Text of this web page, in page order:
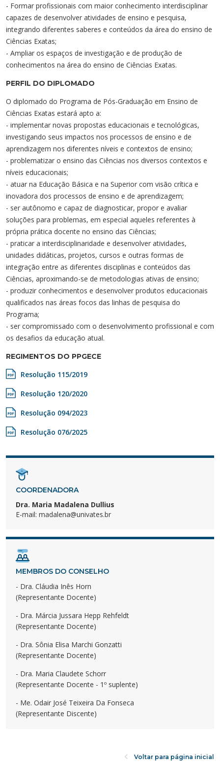
Cursos de Idiomas
Residências Médicas
Diplomados
Trabalhe Conosco
Univates & Você - Comunidade
Orquestra Gustavo Adolfo Univates
Escolas
- Formar profissionais com maior conhecimento interdisciplinar
capazes de desenvolver atividades de ensino e pesquisa,
integrando diferentes saberes e conteúdos da área do ensino de
Ciências Exatas;
- Ampliar os espaços de investigação e de produção de
conhecimentos na área do ensino de Ciências Exatas.
PERFIL DO DIPLOMADO
O diplomado do Programa de Pós-Graduação em Ensino de
Ciências Exatas estará apto a:
- implementar novas propostas educacionais e tecnológicas,
investigando seus impactos nos processos de ensino e de
aprendizagem nos diferentes níveis e contextos de ensino;
- problematizar o ensino das Ciências nos diversos contextos e
níveis educacionais;
- atuar na Educação Básica e na Superior com visão crítica e
inovadora dos processos de ensino e de aprendizagem;
- ser autônomo e capaz de diagnosticar, propor e avaliar
soluções para problemas, em especial aqueles referentes à
própria prática docente no ensino das Ciências;
- praticar a interdisciplinaridade e desenvolver atividades,
unidades didáticas, projetos, cursos e outras formas de
integração entre as diferentes disciplinas e conteúdos das
Ciências, aproximando-se de metodologias ativas de ensino;
- produzir conhecimentos e desenvolver produtos educacionais
qualificados nas áreas focos das linhas de pesquisa do
Programa;
- ser compromissado com o desenvolvimento profissional e com
os desafios da educação atual.
REGIMENTOS DO PPGECE
Resolução 115/2019
Resolução 120/2020
Resolução 094/2023
Resolução 076/2025
COORDENADORA
Dra. Maria Madalena Dullius
E-mail: madalena@univates.br
MEMBROS DO CONSELHO
- Dra. Cláudia Inês Horn
(Representante Docente)
- Dra. Márcia Jussara Hepp Rehfeldt
(Representante Docente)
- Dra. Sônia Elisa Marchi Gonzatti
(Representante Docente)
- Dra. Maria Claudete Schorr
(Representante Docente - 1º suplente)
- Me. Odair José Teixeira Da Fonseca
(Representante Discente)
Voltar para página inicial